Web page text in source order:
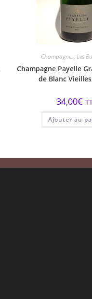
Champagnes, Les
Champagne Payelle
de Blanc
34,00€
Ajouter au